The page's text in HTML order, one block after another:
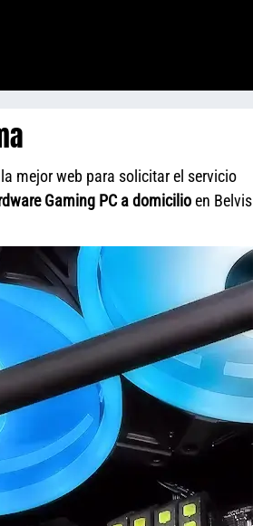
mejor web para solicitar el servicio
Gaming PC a domicilioen Belvis